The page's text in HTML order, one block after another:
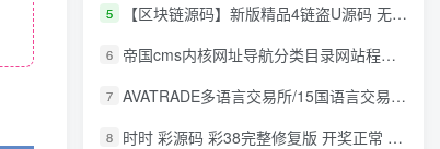
5 【区块链源码】新版精品4链盗U源码 无限开代理模式 后台 代理数据可看 包含搭建教程
6 帝国cms内核网址导航分类目录网站程序源码
7 AVATRADE多语言交易所/15国语言交易所/合约交易/期权交易/币币交易/申购/矿机/风控/前端wap/pc纯源码/带搭建教程
8 时时 彩源码 彩38完整修复版 开奖正常 带手机wap